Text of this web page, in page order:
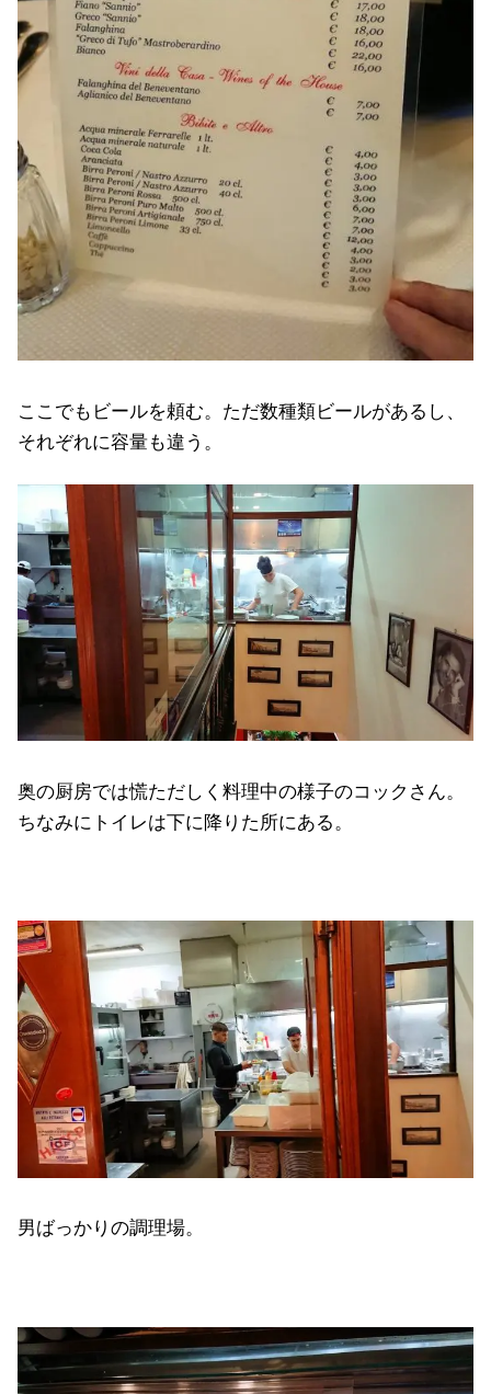
ここでもビールを頼む。ただ数種類ビールがあるし、
それぞれに容量も違う。
奥の厨房では慌ただしく料理中の様子のコックさん。
ちなみにトイレは下に降りた所にある。
男ばっかりの調理場。